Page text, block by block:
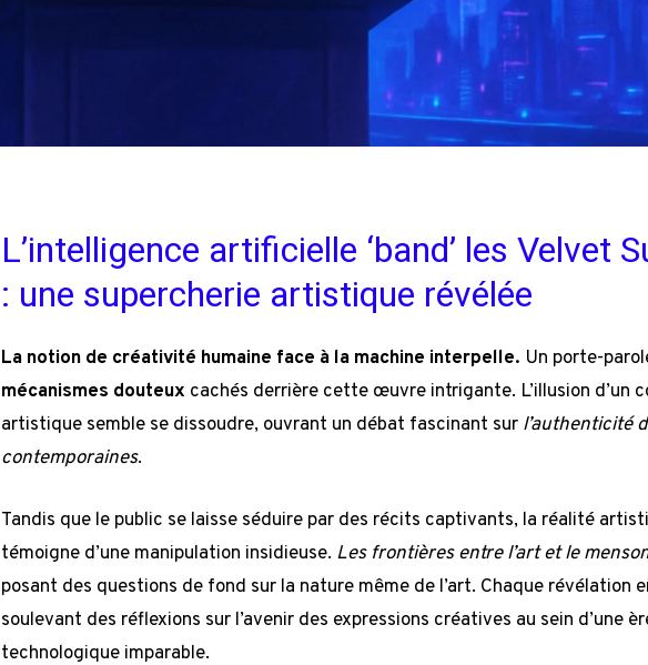
L’intelligence artificielle ‘band’ les Velvet
: une supercherie artistique révélée
La notion de créativité humaine face à la machine interpelle. Un porte-
mécanismes douteux cachés derrière cette œuvre intrigante. L’illusion d’un
artistique semble se dissoudre, ouvrant un débat fascinant sur l’authenticité
contemporaines.
Tandis que le public se laisse séduire par des récits captivants, la réalité
témoigne d’une manipulation insidieuse. Les frontières entre l’art et le
posant des questions de fond sur la nature même de l’art. Chaque révélation
soulevant des réflexions sur l’avenir des expressions créatives au sein d’une
technologique imparable.